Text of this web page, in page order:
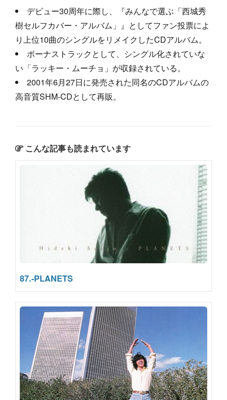
デビュー30周年に際し、『みんなで選ぶ「西城秀
樹セルフカバー・アルバム」』としてファン投票によ
り上位10曲のシングルをリメイクしたCDアルバム。
ボーナストラックとして、シングル化されていな
い「ラッキー・ムーチョ」が収録されている。
2001年6月27日に発売された同名のCDアルバムの
高音質SHM-CDとして再販。
こんな記事も読まれています
87.-PLANETS